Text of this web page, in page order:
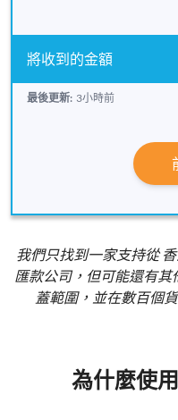
最後更新: 3小時前
我們只找到一家支持從
匯款公司，但可能還有
蓋範圍，並在數百個
為什麼使